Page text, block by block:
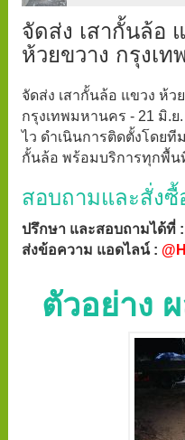
จัดส่ง เสากั้นล้อ
ห้วยขวาง กรุงเ
จัดส่ง เสากั้นล้อ แขวง ห้ว
กรุงเทพมหานคร - 21 มิ.ย
ไว ดำเนินการติดตั้งโดยที
กั้นล้อ พร้อมบริการทุกพื้น
สอบถามและสั่งซื้
ปรึกษา และสอบถามได้ที่ :
ส่งข้อความ แอดไลน์ :
ตัวอย่าง